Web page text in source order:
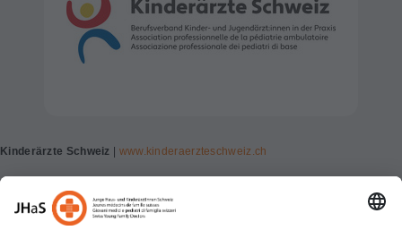
Kinderärzte Schweiz | www.kinderaerzteschweiz.ch
Berufsverband Kinder- und Jugendärzt:innen in der Praxis